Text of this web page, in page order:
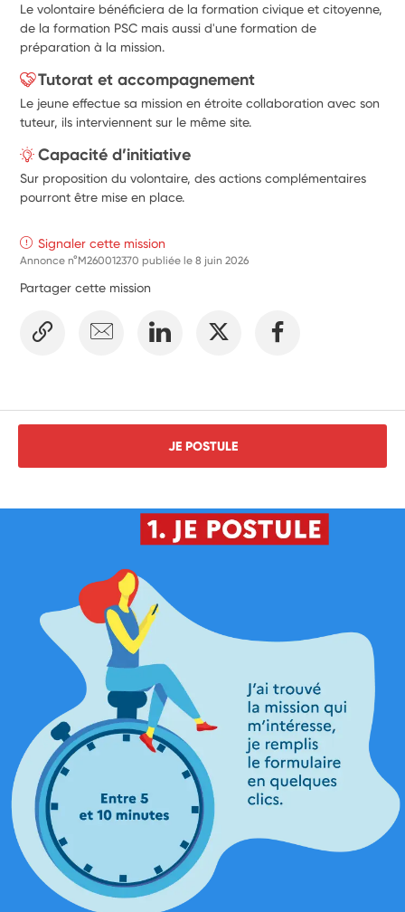
Le volontaire bénéficiera de la formation civique et citoyenne,
de la formation PSC mais aussi d'une formation de
préparation à la mission.
Tutorat et accompagnement
Le jeune effectue sa mission en étroite collaboration avec son
tuteur, ils interviennent sur le même site.
Capacité d’initiative
Sur proposition du volontaire, des actions complémentaires
pourront être mise en place.
Signaler cette mission
Annonce n°M260012370 publiée le8 juin 2026
Partager cette mission
JE POSTULE